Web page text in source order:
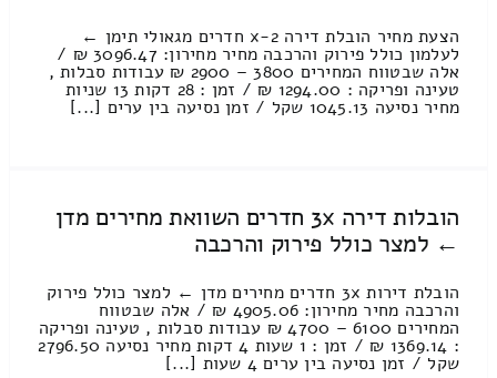
הצעת מחיר הובלת דירה 2-x חדרים מגאולי תימן ←
לעלמון כולל פירוק והרכבה מחיר מחירון: 3096.47 ₪ /
אלה שבטווח המחירים 3800 – 2900 ₪ עבודות סבלות ,
טעינה ופריקה : 1294.00 ₪ / זמן : 28 דקות 13 שניות
מחיר נסיעה 1045.13 שקל / זמן נסיעה בין ערים [...]
הובלות דירה 3x חדרים השוואת מחירים מדן
← למצר כולל פירוק והרכבה
הובלת דירות 3x חדרים מחירים מדן ← למצר כולל פירוק
והרכבה מחיר מחירון: 4905.06 ₪ / אלה שבטווח
המחירים 6100 – 4700 ₪ עבודות סבלות , טעינה ופריקה
: 1369.14 ₪ / זמן : 1 שעות 4 דקות מחיר נסיעה 2796.50
שקל / זמן נסיעה בין ערים 4 שעות [...]